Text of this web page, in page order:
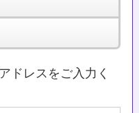
ドレスをご入力く